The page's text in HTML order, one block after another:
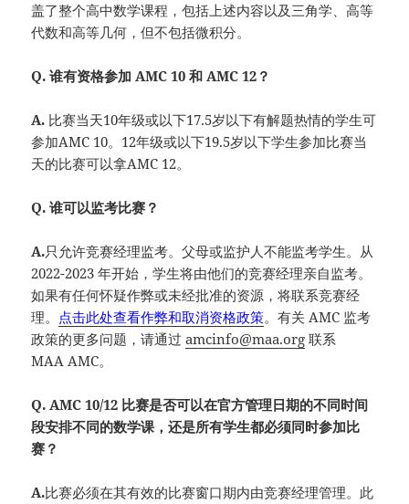
盖了整个高中数学课程，包括上述内容以及三角学、高等
代数和高等几何，但不包括微积分。
Q. 谁有资格参加 AMC 10 和 AMC 12？
A. 比赛当天10年级或以下17.5岁以下有解题热情的学生可
参加AMC 10。12年级或以下19.5岁以下学生参加比赛当
天的比赛可以拿AMC 12。
Q. 谁可以监考比赛？
A.只允许竞赛经理监考。父母或监护人不能监考学生。从
2022-2023 年开始，学生将由他们的竞赛经理亲自监考。
如果有任何怀疑作弊或未经批准的资源，将联系竞赛经
理。 点击此处查看作弊和取消资格政策。有关 AMC 监考
政策的更多问题，请通过amcinfo@maa.org 联系
MAA AMC。
Q. AMC 10/12 比赛是否可以在官方管理日期的不同时间
段安排不同的数学课，还是所有学生都必须同时参加比
赛？
A.比赛必须在其有效的比赛窗口期内由竞赛经理管理。此